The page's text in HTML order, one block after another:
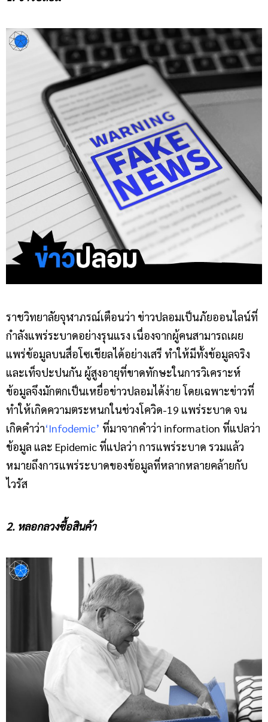
ราชวิทยาลัยจุฬาภรณ์เตือนว่า ข่าวปลอมเป็นภัยออนไลน์ที่
กำลังแพร่ระบาดอย่างรุนแรง เนื่องจากผู้คนสามารถเผย
แพร่ข้อมูลบนสื่อโซเชียลได้อย่างเสรี ทำให้มีทั้งข้อมูลจริง
และเท็จปะปนกัน ผู้สูงอายุที่ขาดทักษะในการวิเคราะห์
ข้อมูลจึงมักตกเป็นเหยื่อข่าวปลอมได้ง่าย โดยเฉพาะข่าวที่
ทำให้เกิดความตระหนกในช่วงโควิด-19 แพร่ระบาด จน
เกิดคำว่า‘Infodemic’ ที่มาจากคำว่า information ที่แปลว่า
ข้อมูล และ Epidemic ที่แปลว่า การแพร่ระบาด รวมแล้ว
หมายถึงการแพร่ระบาดของข้อมูลที่หลากหลายคล้ายกับ
ไวรัส
2. หลอกลวงซื้อสินค้า